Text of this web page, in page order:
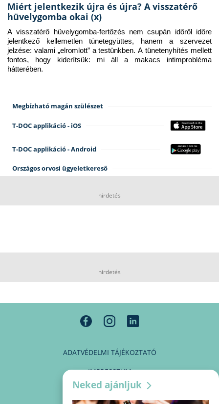
Miért jelentkezik újra és újra? A visszatérő
hüvelygomba okai (x)
A visszatérő hüvelygomba-fertőzés nem csupán időről időre
jelentkező kellemetlen tünetegyüttes, hanem a szervezet
jelzése: valami „elromlott” a testünkben. A tünetenyhítés mellett
fontos, hogy kiderítsük: mi áll a makacs intimprobléma
hátterében.
Megbízható magán szülészet
T-DOC applikáció - iOS
T-DOC applikáció - Android
Országos orvosi ügyeletkereső
hirdetés
hirdetés
ADATVÉDELMI TÁJÉKOZTATÓ
IMPRESSZUM
MÉDIAAJÁNLAT
Neked ajánljuk